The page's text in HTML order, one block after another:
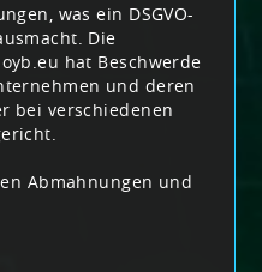
was ein DSGVO-
Die
hat Beschwerde
und deren
bei verschiedenen
Abmahnungen und